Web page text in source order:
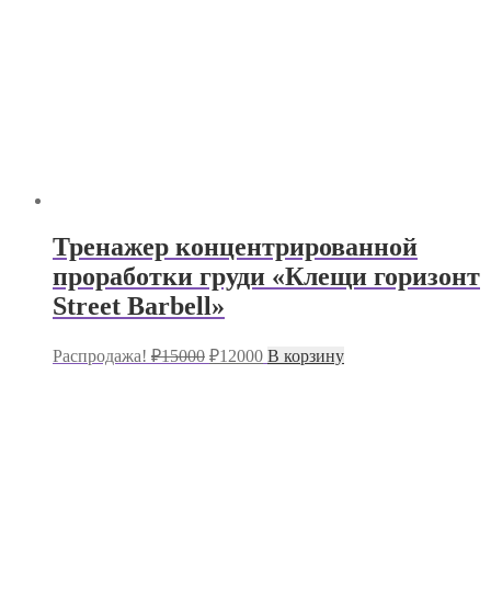
Тренажер концентрированной
проработки груди «Клещи горизонт
Street Barbell»
Распродажа! ₽15000 Первоначальная
₽12000Текущая
цена:
В корзину